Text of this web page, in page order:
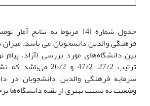
جدول شماره (4) مربوط به نتایج
فرهنگی والدین دانشجویان می باشد.
بین دانشگاه‌های مورد بررسی (آزاد، پیام
ترتیب 27/2، 47/2 و 26/
سرمایه فرهنگی والدین دانشجویان در
وضعیت به نسبت بهتری از بقیه دانشگاه‌ها